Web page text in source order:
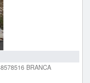
BRANCA